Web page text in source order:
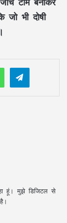
जो भी दोषी
WhatsAppTelegram
हूं। मुझे डिजिटल से